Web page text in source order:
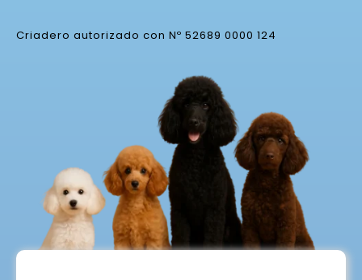
Criadero autorizado con Nº 52689 0000 124